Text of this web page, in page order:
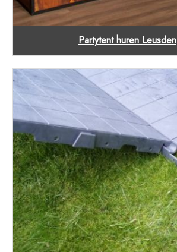
Partytent huren Leusden